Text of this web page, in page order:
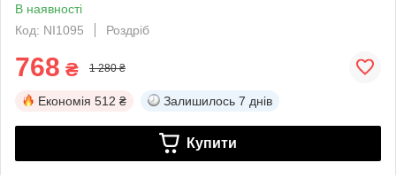
В наявності
Код: NI1095
Роздріб
768 ₴ 1 280 ₴
Економія 512 ₴ Залишилось 7 днів
Купити